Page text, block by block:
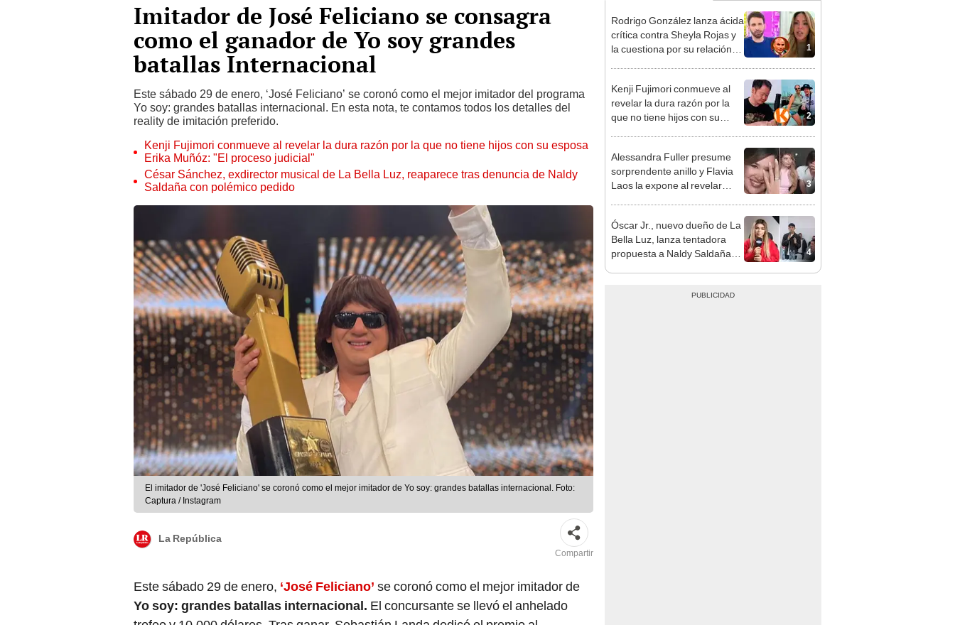
Imitador de José Feliciano se consagra
como el ganador de Yo soy grandes
batallas Internacional
Este sábado 29 de enero, ‘José Feliciano’ se coronó como el mejor imitador del programa
Yo soy: grandes batallas internacional. En esta nota, te contamos todos los detalles del
reality de imitación preferido.
Kenji Fujimori conmueve al revelar la dura razón por la que no tiene hijos con su esposa
Erika Muñóz: "El proceso judicial"
César Sánchez, exdirector musical de La Bella Luz, reaparece tras denuncia de Naldy
Saldaña con polémico pedido
El imitador de 'José Feliciano' se coronó como el mejor imitador de Yo soy: grandes batallas internacional. Foto:
Captura / Instagram
La República
Compartir
Este sábado 29 de enero, ‘José Feliciano’ se coronó como el mejor imitador de
Yo soy: grandes batallas internacional. El concursante se llevó el anhelado
1
Rodrigo González lanza ácida
crítica contra Sheyla Rojas y
la cuestiona por su relación
2
Kenji Fujimori conmueve al
revelar la dura razón por la
que no tiene hijos con su
3
Alessandra Fuller presume
sorprendente anillo y Flavia
Laos la expone al revelar
4
Óscar Jr., nuevo dueño de La
Bella Luz, lanza tentadora
propuesta a Naldy Saldaña